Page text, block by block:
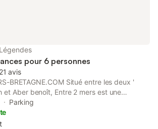
pour 6 personnes
21 avis
BRETAGNE.COM Situé entre les deux '
et Aber benoît, Entre 2 mers est une
renovée en maison de vacances. En plein
du bord de mer, elle permet d'apprécier
à notre carnet de bord, entre amis ou en
Parking